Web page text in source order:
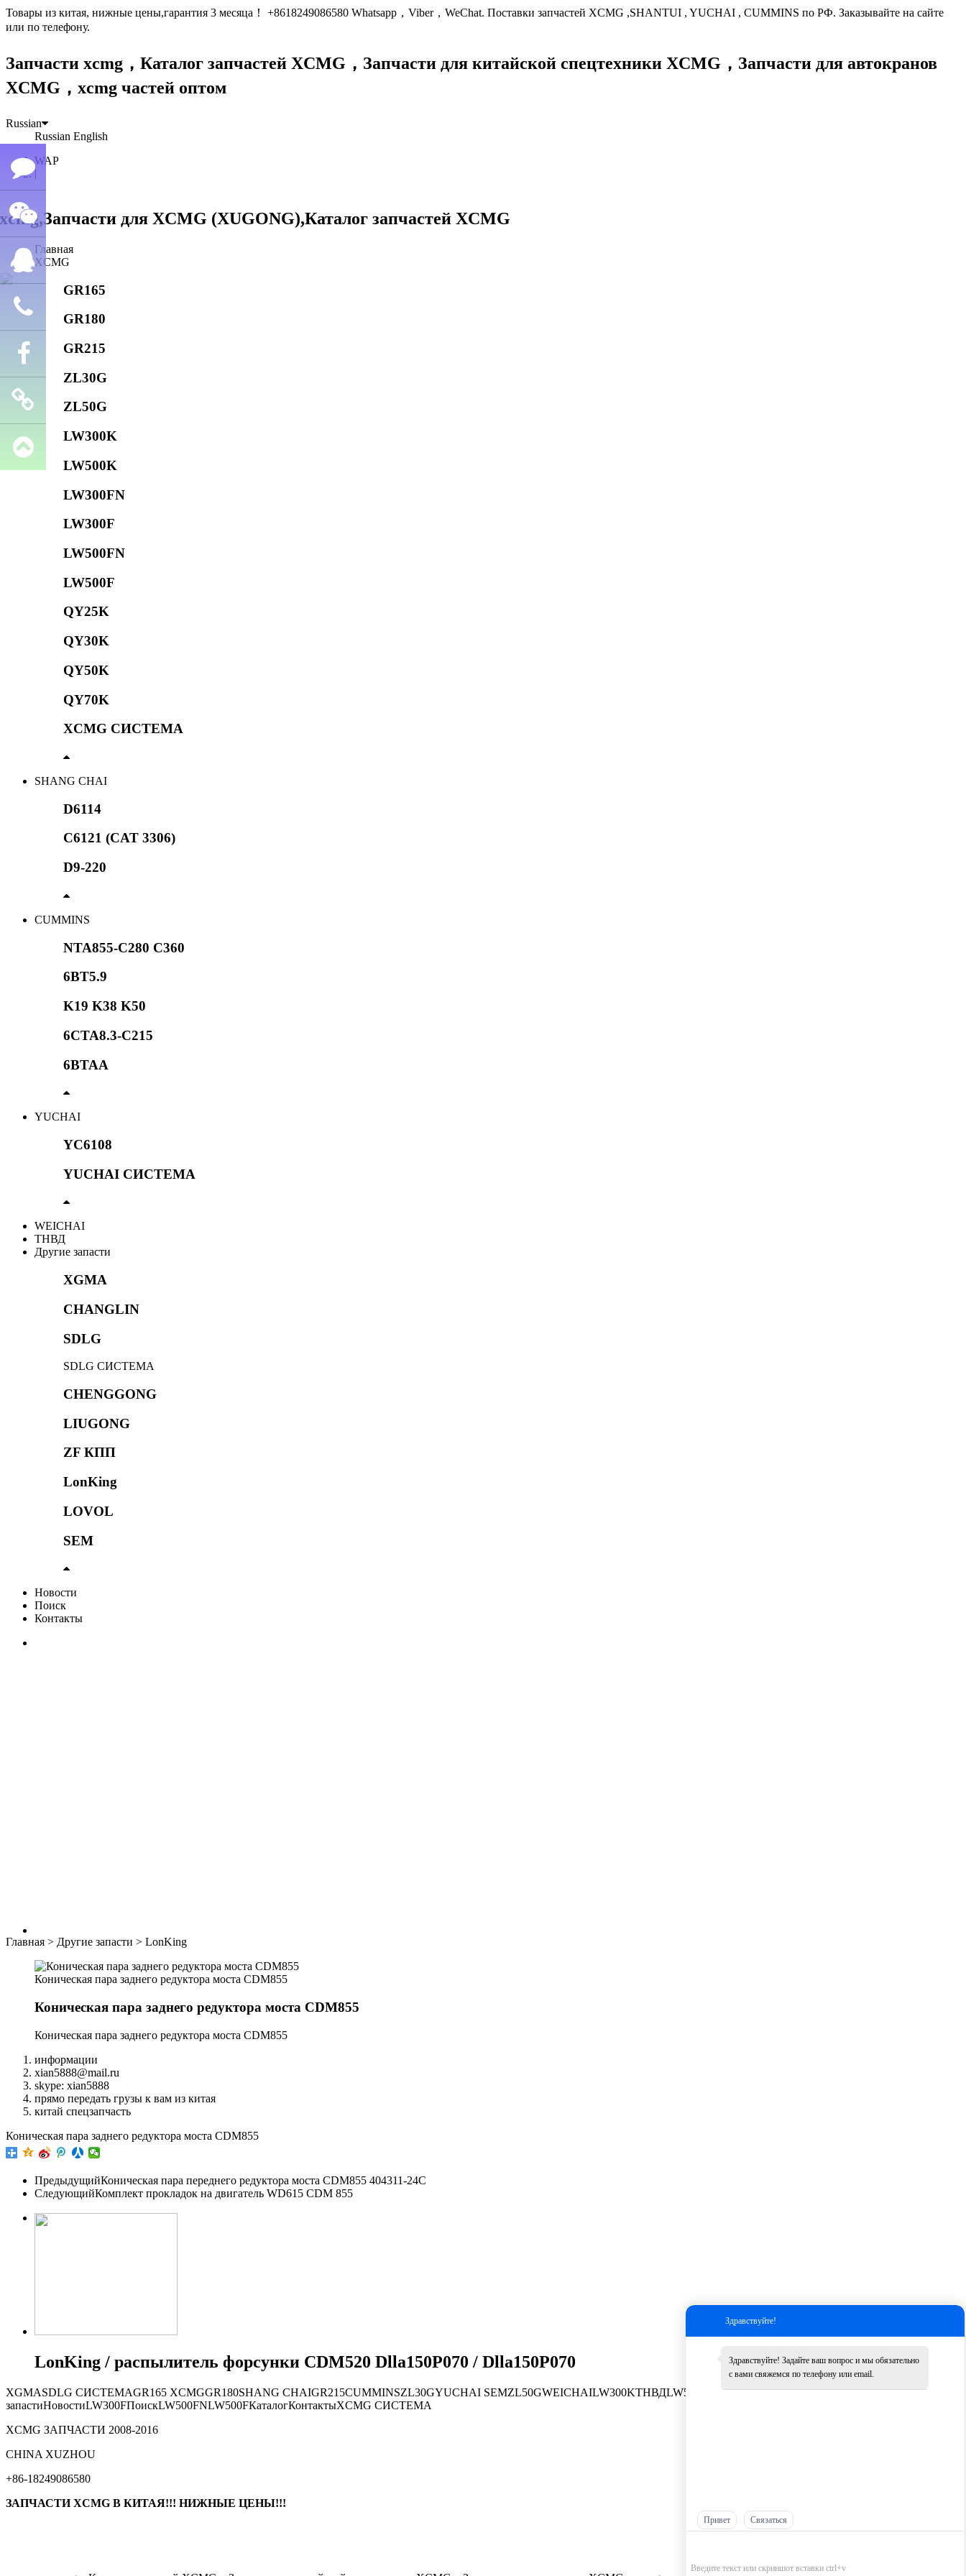
Товары из китая, нижные цены,гарантия 3 месяца！ +8618249086580 Whatsapp，Viber，WeChat. Поставки запчастей XCMG ,SHANTUI , YUCHAI , CUMMINS по РФ. Заказывайте на сайте
или по телефону.
Запчасти xcmg，Каталог запчастей XCMG， Запчасти для китайской спецтехники XCMG， Запчасти для автокранов
XCMG，xcmg частей оптом
Russian
Russian English
WAP
|
Главная
XCMG
GR165
GR180
GR215
ZL30G
ZL50G
LW300K
LW500K
LW300FN
LW300F
LW500FN
LW500F
QY25K
QY30K
QY50K
QY70K
XCMG СИСТЕМА
SHANG CHAI
D6114
C6121 (CAT 3306)
D9-220
CUMMINS
NTA855-C280 C360
6BT5.9
K19 K38 K50
6CTA8.3-C215
6BTAA
YUCHAI
YC6108
YUCHAI СИСТЕМА
WEICHAI
ТНВД
Другие запасти
XGMA
CHANGLIN
SDLG
SDLG СИСТЕМА
CHENGGONG
LIUGONG
ZF КПП
LonKing
LOVOL
SEM
Новости
Поиск
Контакты
Главная > Другие запасти > LonKing
Коническая пара заднего редуктора моста CDM855
Коническая пара заднего редуктора моста CDM855
Коническая пара заднего редуктора моста CDM855
информации
xian5888@mail.ru
skype: xian5888
прямо передать грузы к вам из китая
китай спецзапчасть
Коническая пара заднего редуктора моста CDM855
ПредыдущийКоническая пара переднего редуктора моста CDM855 404311-24С
СледующийКомплект прокладок на двигатель WD615 CDM 855
LonKing / распылитель форсунки CDM520 Dlla150P070 / Dlla150P070
XGMASDLG СИСТЕМАGR165 XCMGGR180SHANG CHAIGR215CUMMINSZL30GYUCHAI SEMZL50GWEICHAILW300KТНВДLW500K
Другие
запастиНовостиLW300FПоискLW500FNLW500FКаталогКонтактыXCMG СИСТЕМА
XCMG ЗАПЧАСТИ 2008-2016
Здравствуйте!
Здравствуйте! Задайте ваш вопрос и мы обязательно
с вами свяжемся по телефону или email.
Привет Связаться
СHINA XUZHOU
+86-18249086580
ЗАПЧАСТИ XCMG В КИТАЯ!!! НИЖНЫЕ ЦЕНЫ!!!
Семён
лю
WeChat
QQ
Телефон
Facebook
Запчасти